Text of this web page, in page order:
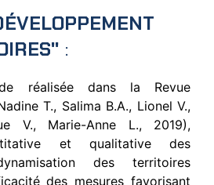
:
réalisée dans la Revue
T., Salima B.A., Lionel V.,
V., Marie-Anne L., 2019),
et qualitative des
des territoires
des mesures favorisant